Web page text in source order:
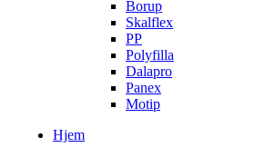
Borup
Skalflex
PP
Polyfilla
Dalapro
Panex
Motip
Hjem